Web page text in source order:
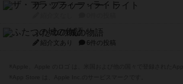
ザ・フラッフィー・ライト
ふたつの城の物語
紹介文あり 6件の投稿